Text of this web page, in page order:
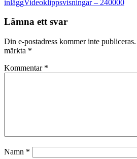
inläggVideoklippsvisningar – 240000
Lämna ett svar
Din e-postadress kommer inte publiceras.
märkta *
Kommentar *
Namn *